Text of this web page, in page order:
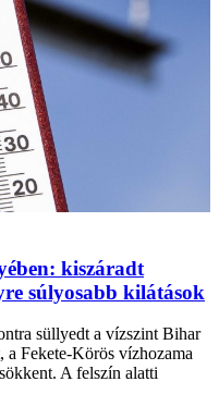
kiszáradt
súlyosabb kilátások
süllyedt a vízszint Bihar
a Fekete-Körös vízhozama
A felszín alatti